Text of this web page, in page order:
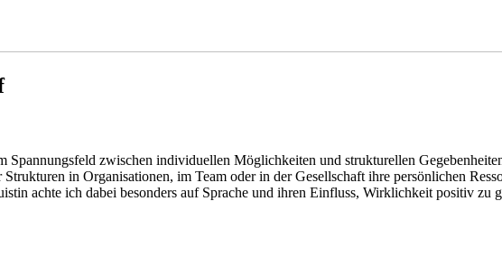
Spannungsfeld zwischen individuellen Möglichkeiten und strukturellen
Strukturen in Organisationen, im Team oder in der Gesellschaft ihre persönlichen
achte ich dabei besonders auf Sprache und ihren Einfluss, Wirklichkeit positiv zu